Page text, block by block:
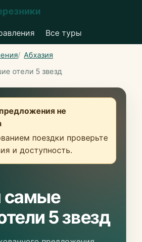
Все туры
Абхазия
отели 5 звезд
не
поездки проверьте
и доступность.
самые
5 звезд